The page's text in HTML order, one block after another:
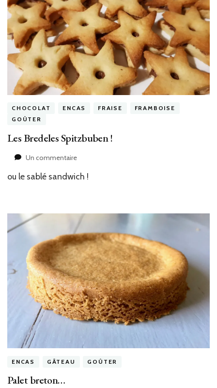
CHOCOLAT ENCAS FRAISE
FRAMBOISE
GOÛTER
Les Bredeles Spitzbuben !
Un commentairesur
Bredeles
ou le sablé sandwich !
ENCAS GÂTEAU GOÛTER
Palet breton…